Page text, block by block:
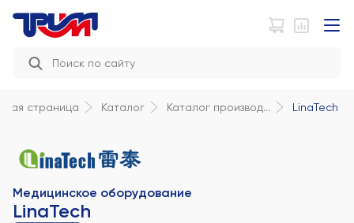
страница Каталог Каталог производ... LinaTech
Медицинское оборудование
LinaTech